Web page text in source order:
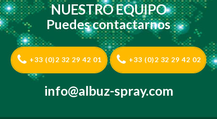
NUESTRO EQUIPO
Puedes contactarnos
+33 (0)2 32 29 42 01 +33 (0)2 32 29 42 02
info@albuz-spray.com